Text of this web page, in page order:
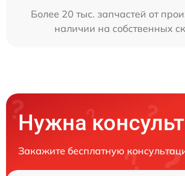
Более 20 тыс. запчастей от
наличии на собственных
Нужна
Закажите бесплатную